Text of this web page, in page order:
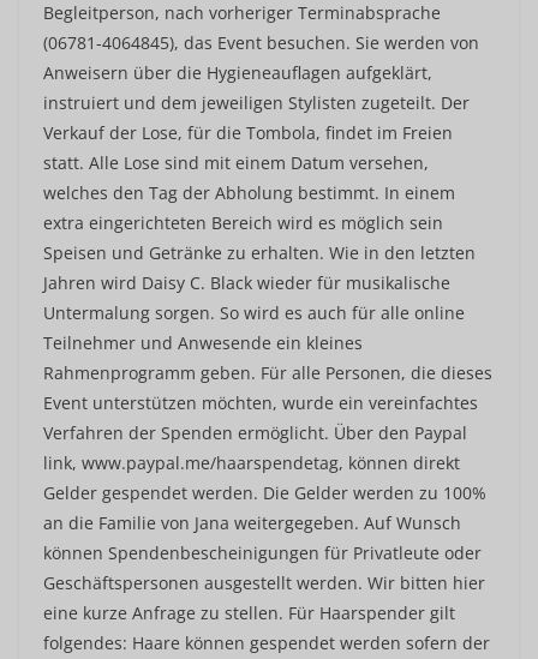
Begleitperson, nach vorheriger Terminabsprache
(06781-4064845), das Event besuchen. Sie werden von
Anweisern über die Hygieneauflagen aufgeklärt,
instruiert und dem jeweiligen Stylisten zugeteilt. Der
Verkauf der Lose, für die Tombola, findet im Freien
statt. Alle Lose sind mit einem Datum versehen,
welches den Tag der Abholung bestimmt. In einem
extra eingerichteten Bereich wird es möglich sein
Speisen und Getränke zu erhalten. Wie in den letzten
Jahren wird Daisy C. Black wieder für musikalische
Untermalung sorgen. So wird es auch für alle online
Teilnehmer und Anwesende ein kleines
Rahmenprogramm geben. Für alle Personen, die dieses
Event unterstützen möchten, wurde ein vereinfachtes
Verfahren der Spenden ermöglicht. Über den Paypal
link, www.paypal.me/haarspendetag, können direkt
Gelder gespendet werden. Die Gelder werden zu 100%
an die Familie von Jana weitergegeben. Auf Wunsch
können Spendenbescheinigungen für Privatleute oder
Geschäftspersonen ausgestellt werden. Wir bitten hier
eine kurze Anfrage zu stellen. Für Haarspender gilt
folgendes: Haare können gespendet werden sofern der